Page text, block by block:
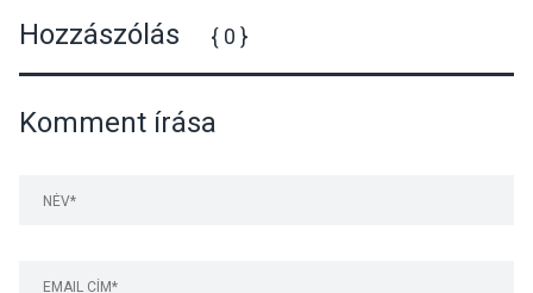
Hozzászólás { 0 }
Komment írása